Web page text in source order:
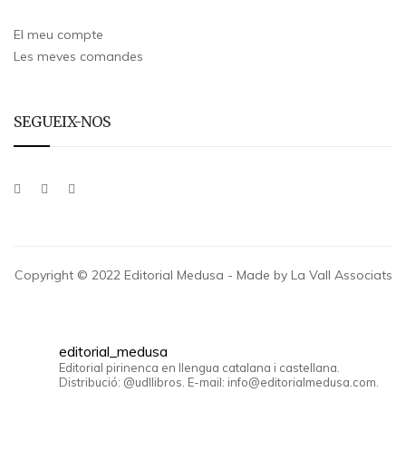
El meu compte
Les meves comandes
SEGUEIX-NOS
Copyright © 2022 Editorial Medusa - Made by La Vall Associats
editorial_medusa
Editorial pirinenca en llengua catalana i castellana.
Distribució: @udllibros. E-mail: info@editorialmedusa.com.